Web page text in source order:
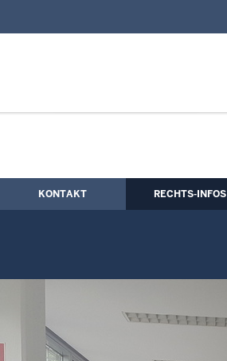
und Richter
KONTAKT RECHTS-INFOS